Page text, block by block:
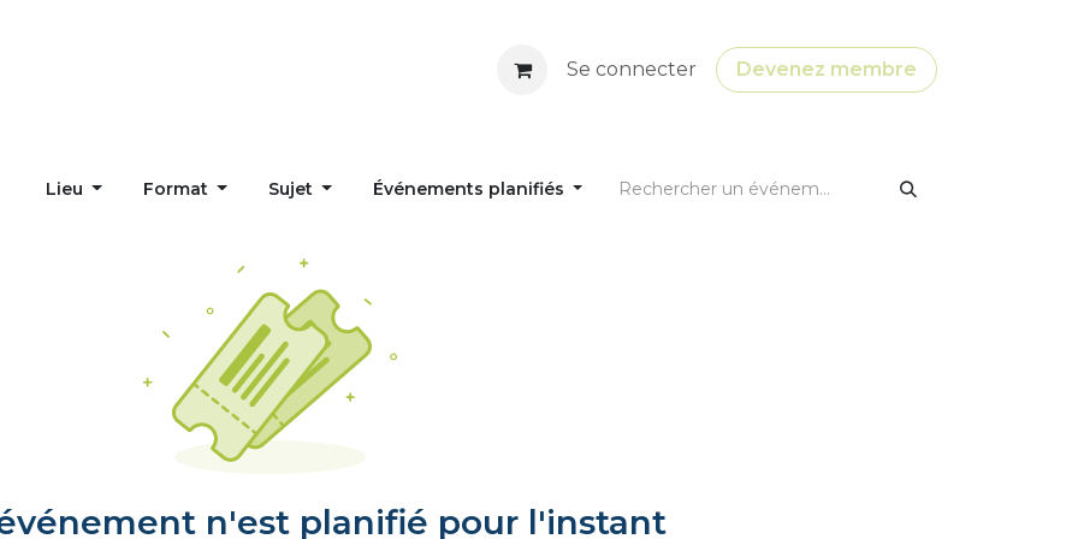
Se connecter Devenez membre
Lieu Format Sujet Événements planifiés
n'est planifié pour l'instant